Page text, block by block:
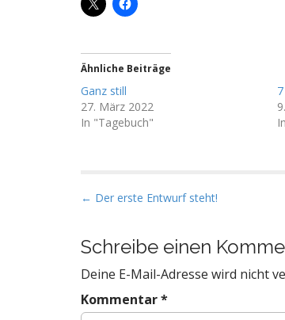
Ähnliche Beiträge
Ganz still
27. März 2022
In "Tagebuch"
P
s
t
n
a
← Der erste Entwurf steht!
Schreibe einen
Deine E-Mail-Adresse wird nicht
Kommentar*